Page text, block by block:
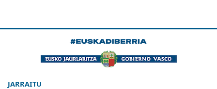
JARRAITU